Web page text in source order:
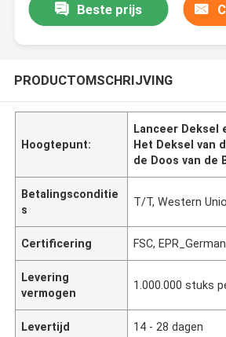
Beste prijs
PRODUCTOMSCHRIJVING
Hoogtepunt:
Lanceer Deksel
Het Deksel van
de Doos van de
Betalingsconditie
s
T/T, Western
Certificering FSC,
Levering
vermogen
1.000.000 stuks
Levertijd 14 - 28 dagen